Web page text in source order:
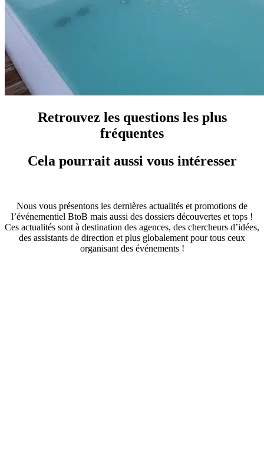
Retrouvez les questions les plus
fréquentes
Cela pourrait aussi vous intéresser
Nous vous présentons les dernières actualités et promotions de
l’événementiel BtoB mais aussi des dossiers découvertes et tops !
Ces actualités sont à destination des agences, des chercheurs d’idées,
des assistants de direction et plus globalement pour tous ceux
organisant des événements !